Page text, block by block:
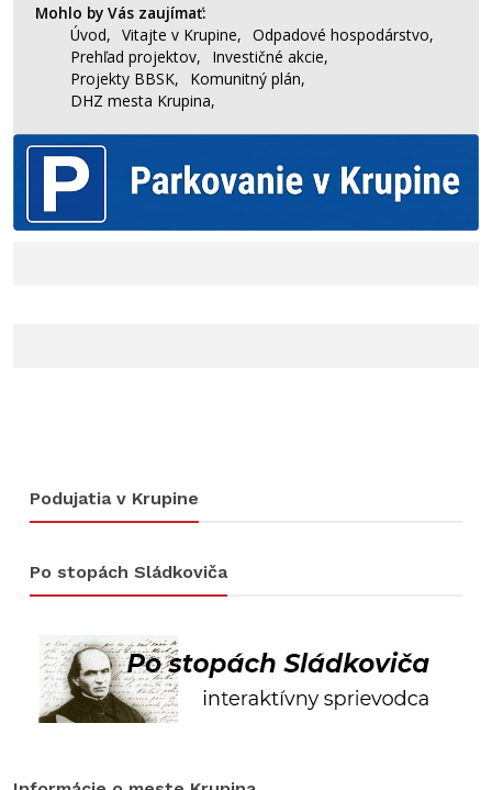
Mohlo by Vás zaujímať:
Úvod, Vitajte v Krupine, Odpadové hospodárstvo,
Prehľad projektov,
Investičné akcie,
Projekty BBSK,
Komunitný plán,
DHZ mesta Krupina,
Podujatia v Krupine
Po stopách Sládkoviča